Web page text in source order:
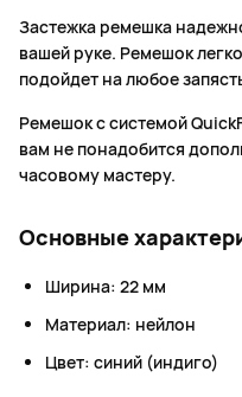
Застежка ремешка
вашей руке. Ремешок
подойдет на любое
Ремешок с системой
вам не понадобится
часовому мастеру.
Основные
Ширина: 22 мм
Материал: нейлон
Цвет: синий (индиго)